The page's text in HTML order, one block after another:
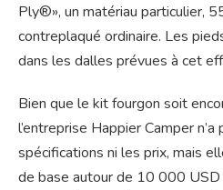
Ply®», un matériau particulier,
contreplaqué ordinaire. Les
dans les dalles prévues à cet
Bien que le kit fourgon soit
l’entreprise Happier Camper
spécifications ni les prix, mais
de base autour de 10 000